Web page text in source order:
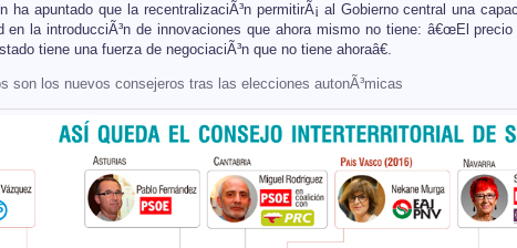
ha apuntado que la recentralizaciÃ³n permitirÃ¡ al Gobierno central una
en la introducciÃ³n de innovaciones que ahora mismo no tiene: â€œEl
tiene una fuerza de negociaciÃ³n que no tiene ahoraâ€.
son los nuevos consejeros tras las elecciones autonÃ³micas